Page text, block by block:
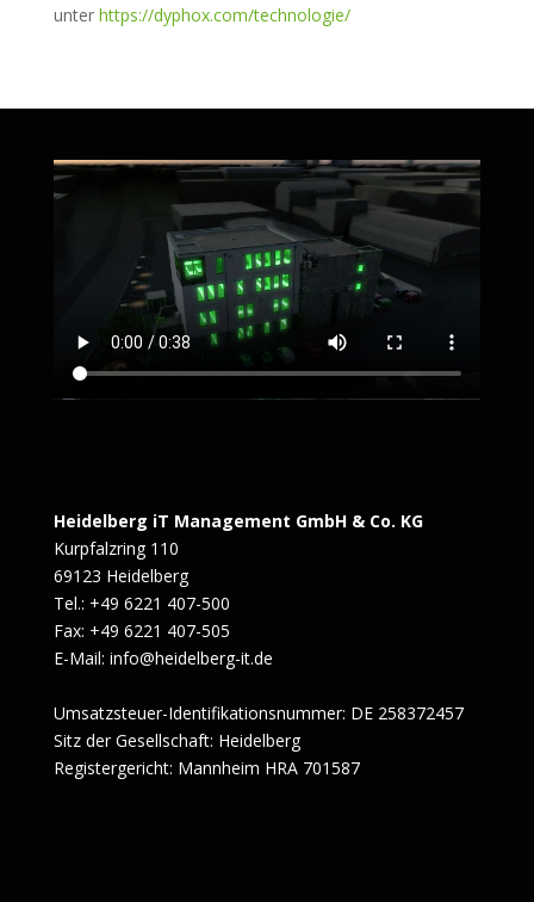
unter https://dyphox.com/technologie/
Heidelberg iT Management GmbH & Co. KG
Kurpfalzring 110
69123 Heidelberg
Tel.: +49 6221 407-500
Fax: +49 6221 407-505
E-Mail: info@heidelberg-it.de
Umsatzsteuer-Identifikationsnummer: DE 258372457
Sitz der Gesellschaft: Heidelberg
Registergericht: Mannheim HRA 701587